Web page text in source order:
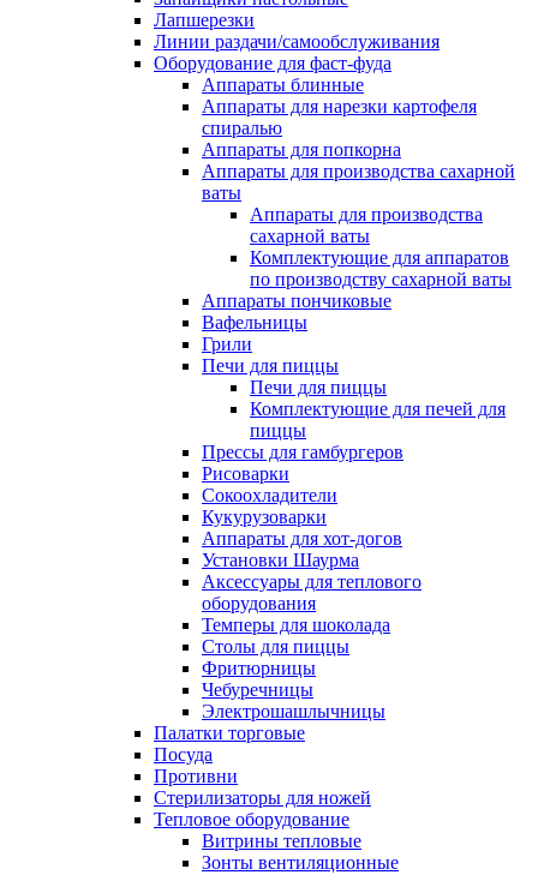
Лапшерезки
Линии раздачи/самообслуживания
Оборудование для фаст-фуда
Аппараты блинные
Аппараты для нарезки картофеля
спиралью
Аппараты для попкорна
Аппараты для производства сахарной
ваты
Аппараты для производства
сахарной ваты
Комплектующие для аппаратов
по производству сахарной ваты
Аппараты пончиковые
Вафельницы
Грили
Печи для пиццы
Печи для пиццы
Комплектующие для печей для
пиццы
Прессы для гамбургеров
Рисоварки
Сокоохладители
Кукурузоварки
Аппараты для хот-догов
Установки Шаурма
Аксессуары для теплового
оборудования
Темперы для шоколада
Столы для пиццы
Фритюрницы
Чебуречницы
Электрошашлычницы
Палатки торговые
Посуда
Противни
Стерилизаторы для ножей
Тепловое оборудование
Витрины тепловые
Зонты вентиляционные